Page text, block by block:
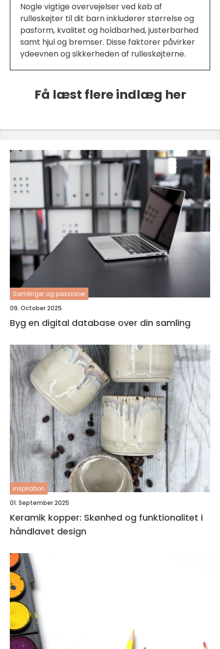
Nogle vigtige overvejelser ved køb af
rulleskøjter til dit barn inkluderer størrelse og
pasform, kvalitet og holdbarhed, justerbarhed
samt hjul og bremser. Disse faktorer påvirker
ydeevnen og sikkerheden af rulleskøjterne.
Få læst flere indlæg her
Samlinger og passioner
09. October 2025
Byg en digital database over din samling
inspiration
01. September 2025
Keramik kopper: Skønhed og funktionalitet i
håndlavet design